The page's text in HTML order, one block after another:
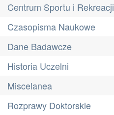
Centrum Sportu i Rekreacji
Czasopisma Naukowe
Dane Badawcze
Historia Uczelni
Miscelanea
Rozprawy Doktorskie